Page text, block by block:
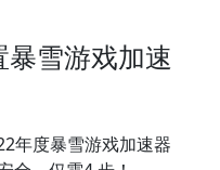
雪游戏加速
年度暴雪游戏加速器